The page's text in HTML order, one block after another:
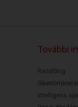
További
Randiblog
Intelligens